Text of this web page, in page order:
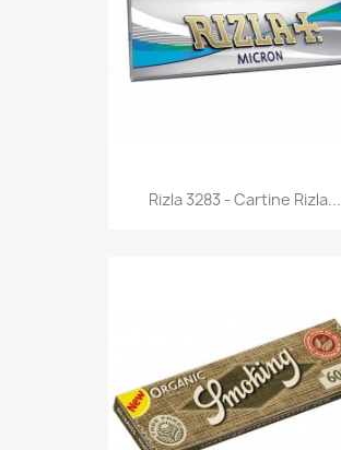
Anteprima
Rizla 3283 - Cartine Rizla...